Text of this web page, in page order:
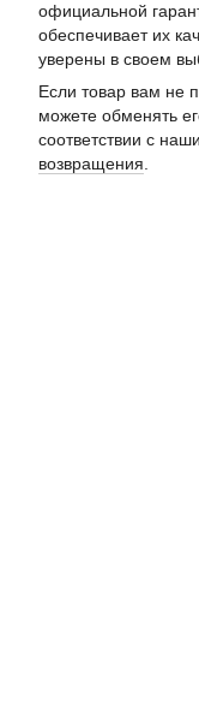
официальной
обеспечивает их
уверены в своем
Если товар вам не
можете обменять
соответствии с
возвращения